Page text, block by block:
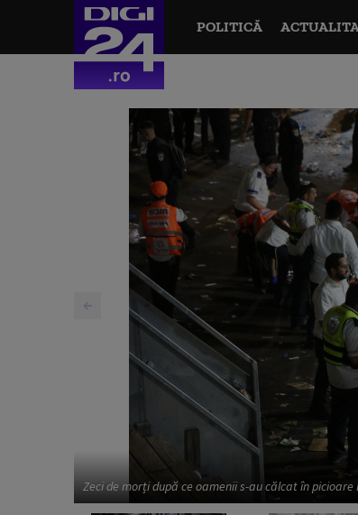
POLITICĂ
Zeci de morți după ce oamenii s-au călcat în